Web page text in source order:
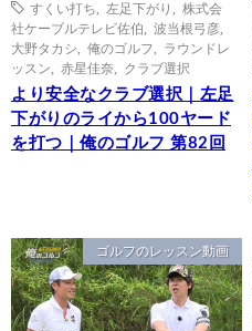
すくい打ち
左足下がり
株式会
社ケーブルテレビ佐伯
波当根弓彦
大野タカシ
俺のゴルフ
ラウンドレ
ッスン
赤星佳奈 クラブ選択
より安全なクラブ選択｜左足
下がりのライから100ヤード
を打つ｜俺のゴルフ 第82回
ゴルフのレッスン動画